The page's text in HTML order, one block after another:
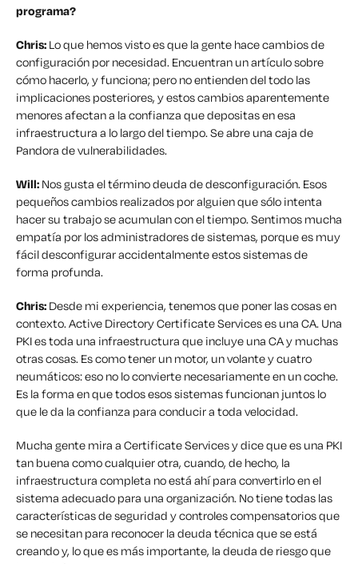
programa?
Chris: Lo que hemos visto es que la gente hace cambios de
configuración por necesidad. Encuentran un artículo sobre
cómo hacerlo, y funciona; pero no entienden del todo las
implicaciones posteriores, y estos cambios aparentemente
menores afectan a la confianza que depositas en esa
infraestructura a lo largo del tiempo. Se abre una caja de
Pandora de vulnerabilidades.
Will: Nos gusta el término deuda de desconfiguración. Esos
pequeños cambios realizados por alguien que sólo intenta
hacer su trabajo se acumulan con el tiempo. Sentimos mucha
empatía por los administradores de sistemas, porque es muy
fácil desconfigurar accidentalmente estos sistemas de
forma profunda.
Chris: Desde mi experiencia, tenemos que poner las cosas en
contexto. Active Directory Certificate Services es una CA. Una
PKI es toda una infraestructura que incluye una CA y muchas
otras cosas. Es como tener un motor, un volante y cuatro
neumáticos: eso no lo convierte necesariamente en un coche.
Es la forma en que todos esos sistemas funcionan juntos lo
que le da la confianza para conducir a toda velocidad.
Mucha gente mira a Certificate Services y dice que es una PKI
tan buena como cualquier otra, cuando, de hecho, la
infraestructura completa no está ahí para convertirlo en el
sistema adecuado para una organización. No tiene todas las
características de seguridad y controles compensatorios que
se necesitan para reconocer la deuda técnica que se está
creando y, lo que es más importante, la deuda de riesgo que